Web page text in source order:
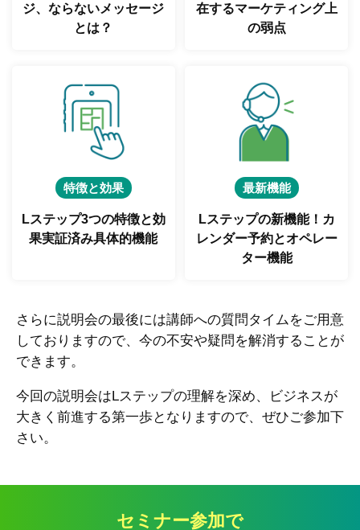
ジ、ならないメッセージ
とは？
在するマーケティング上
の弱点
特徴と効果
Lステップ3つの特徴と効
果実証済み具体的機能
最新機能
Lステップの新機能！ カ
レンダー予約とオペレー
ター機能
さらに説明会の最後には講師への質問タイムをご用意
しておりますので、今の不安や疑問を解消することが
できます。
今回の説明会はLステップの理解を深め、ビジネスが
大きく前進する第一歩となりますので、ぜひご参加下
さい。
セミナー参加で